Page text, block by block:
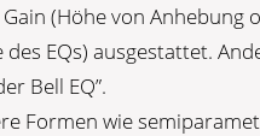
(Höhe von Anhebung
EQs) ausgestattet.
Bell EQ”.
Formen wie